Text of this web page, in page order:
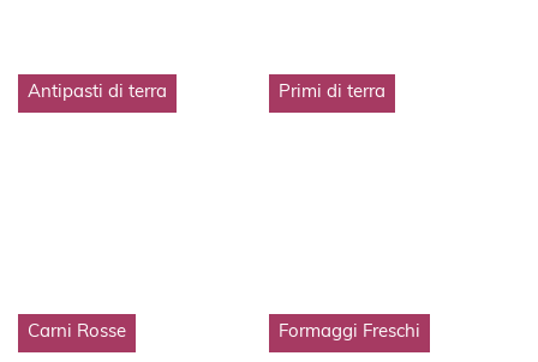
Antipasti di terra Primi di terra
Carni Rosse Formaggi Freschi